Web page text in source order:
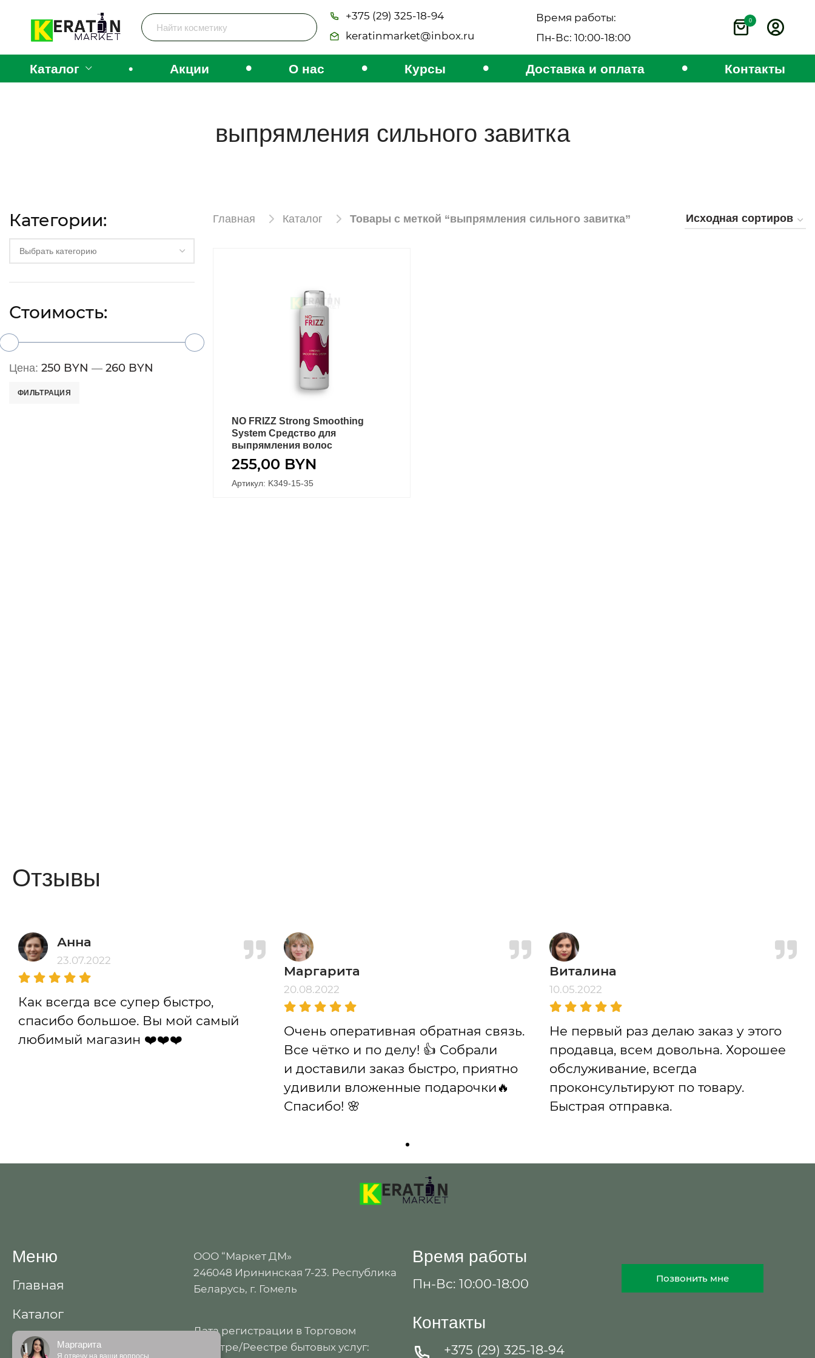
+375 (29) 325-18-94
keratinmarket@inbox.ru
Время работы:
Пн-Вс: 10:00-18:00
0
Каталог • Акции • О нас • Курсы • Доставка и оплата • Контакты
выпрямления сильного завитка
Категории:
Выбрать категорию
Стоимость:
ФИЛЬТРАЦИЯ
Цена: 250 BYN — 260 BYN
Главная Каталог Товары с меткой “выпрямления сильного завитка”
В КОРЗИНУ
NO FRIZZ Strong Smoothing
System Средство для
выпрямления волос
255,00 BYN
Артикул: K349-15-35
Отзывы
Анна
23.07.2022
Как всегда все супер быстро,
спасибо большое. Вы мой самый
любимый магазин ❤️❤️❤️
Маргарита
20.08.2022
Очень оперативная обратная связь.
Все чётко и по делу! 👍 Собрали
и доставили заказ быстро, приятно
удивили вложенные подарочки🔥
Спасибо! 🌸
Виталина
10.05.2022
Не первый раз делаю заказ у этого
продавца, всем довольна. Хорошее
обслуживание, всегда
проконсультируют по товару.
Быстрая отправка.
Меню
Главная
Каталог
Акции
ООО “Маркет ДМ»
246048 Ирининская 7-23. Республика
Беларусь, г. Гомель
Дата регистрации в Торговом
реестре/Реестре бытовых услуг:
Время работы
Пн-Вс: 10:00-18:00
Контакты
+375 (29) 325-18-94
Позвонить мне
Маргарита
Я отвечу на ваши вопросы.